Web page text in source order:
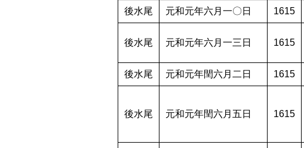
後水尾 元和元年六月一〇日 1615
後水尾 元和元年六月一三日 1615
後水尾 元和元年閏六月二日 1615
後水尾 元和元年閏六月五日 1615